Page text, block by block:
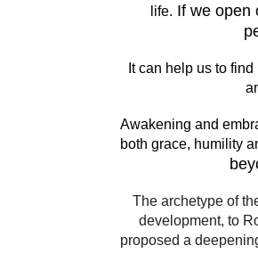
life. If we open
It can help us to
Awakening and
both grace, humility
The archetype of
development, to
proposed a